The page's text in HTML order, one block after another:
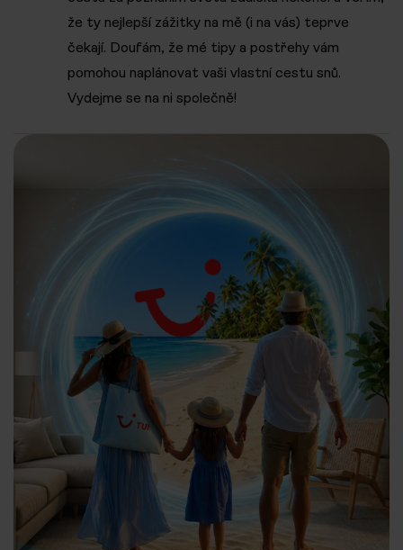
že ty nejlepší zážitky na mě (i na vás) teprve
čekají. Doufám, že mé tipy a postřehy vám
pomohou naplánovat vaši vlastní cestu snů.
Vydejme se na ni společně!